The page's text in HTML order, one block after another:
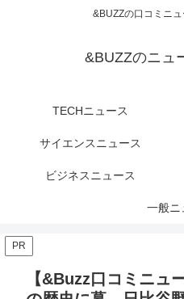
&BUZZの口コミニ
&BUZZのニュ
TECHニュース
サイエンスニュース
ビジネスニュース
一般ニ
PR
【&Buzz口コミニュ